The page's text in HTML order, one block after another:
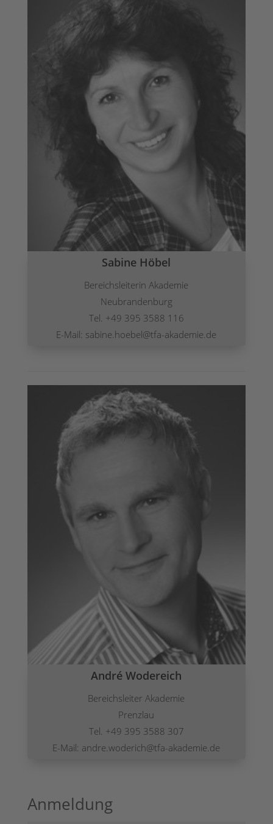
Sabine Höbel
Bereichsleiterin Akademie
Neubrandenburg
Tel. +49 395 3588 116
E-Mail: sabine.hoebel@tfa-akademie.de
André Wodereich
Bereichsleiter Akademie
Prenzlau
Tel. +49 395 3588 307
E-Mail: andre.woderich@tfa-akademie.de
Anmeldung